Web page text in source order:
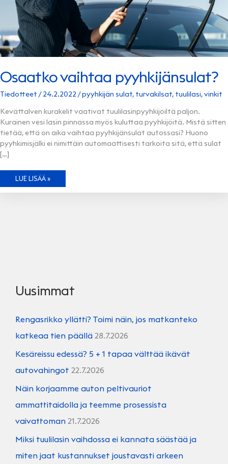
Osaatko vaihtaa pyyhkijänsulat?
Tiedotteet /24.2.2022 /pyyhkijän sulat, turvakilsat, tuulilasi,vinkit
Kevättalven kurakelit vaativat tuulilasinpyyhkijöiltä paljon.
Kurainen vesi lasin pinnassa myös kuluttaa pyyhkijöitä. Mistä sitten
tietää, että on aika vaihtaa pyyhkijänsulat autossasi? Huono
pyyhkimisjälki ei nimittäin automaattisesti tarkoita sitä, että sulat
[…]
OSAATKO
PYYHKIJÄNSULAT?
LUE LISÄÄ »
Uusimmat
Rengasrikko yllätti? Toimi näin, jos matkanteko
katkeaa tien päällä 28.7.2026
Kesäreissu edessä? 5 + 1 tapaa välttää ikävät
autovahingot 22.7.2026
Näin korjaamme auton peltivauriot
ammattitaidolla ja teemme prosessista
vaivattoman 21.7.2026
Miksi tuulilasin vaihdossa ei kannata säästää ja
miten jaat kustannukset joustavasti arkeen